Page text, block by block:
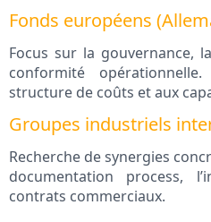
Fonds européens
Focus sur la gouvernance,
conformité
structure de coûts et aux
Groupes industriels
Recherche de synergies
documentation process,
contrats commerciaux.